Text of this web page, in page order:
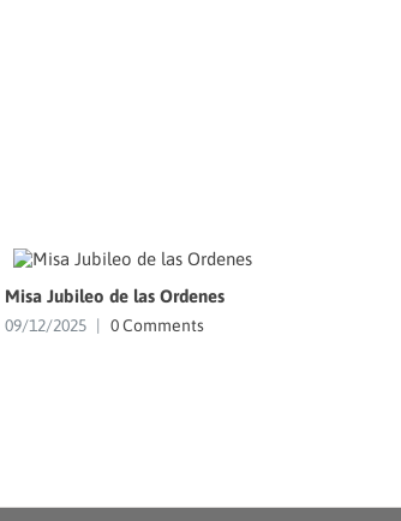
Misa Jubileo de las Ordenes
09/12/2025 0 Comments